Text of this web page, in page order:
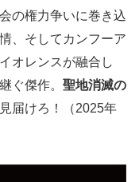
の権力争いに巻き込
、そしてカンフーア
オレンスが融合し
ぐ傑作。 聖地消滅の
届けろ！（2025年